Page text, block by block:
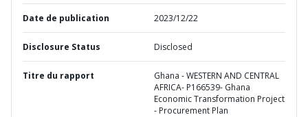
Date de publication 2023/12/22
Disclosure Status Disclosed
Titre du rapport
Ghana - WESTERN AND CENTRAL
AFRICA- P166539- Ghana
Economic Transformation Project
- Procurement Plan